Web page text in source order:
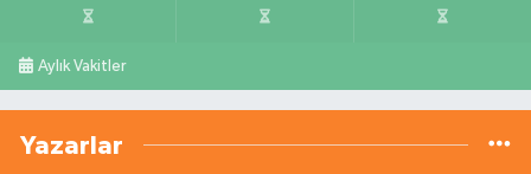
Aylık Vakitler
Yazarlar